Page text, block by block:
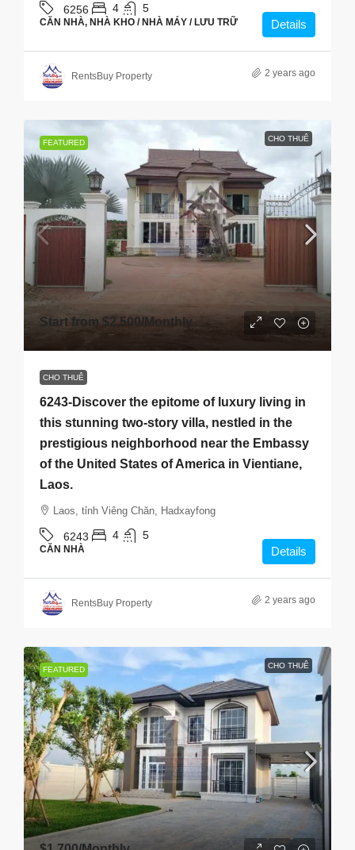
6256 4 5
CĂN NHÀ, NHÀ KHO / NHÀ MÁY / LƯU TRỮ Details
RentsBuy Property 2 years ago
FEATURED CHO THUÊ
Start from $2,500/Monthly
CHO THUÊ
6243-Discover the epitome of luxury living in
this stunning two-story villa, nestled in the
prestigious neighborhood near the Embassy
of the United States of America in Vientiane,
Laos.
Laos, tỉnh Viêng Chăn, Hadxayfong
6243 4 5
CĂN NHÀ Details
RentsBuy Property 2 years ago
FEATURED CHO THUÊ